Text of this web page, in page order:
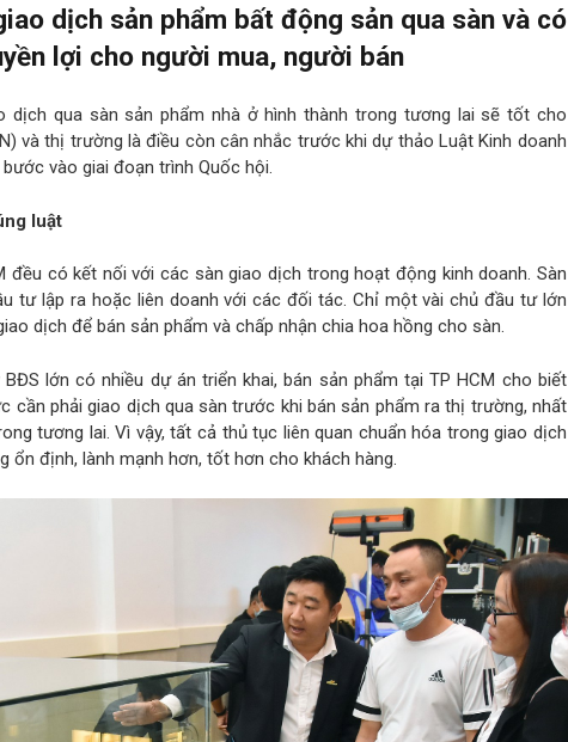
dịch sản phẩm bất động sản qua sàn và có
lợi cho người mua, người bán
dịch qua sàn sản phẩm nhà ở hình thành trong tương lai sẽ tốt cho
và thị trường là điều còn cân nhắc trước khi dự thảo Luật Kinh doanh
vào giai đoạn trình Quốc hội.
luật
đều có kết nối với các sàn giao dịch trong hoạt động kinh doanh. Sàn
tư lập ra hoặc liên doanh với các đối tác. Chỉ một vài chủ đầu tư lớn
dịch để bán sản phẩm và chấp nhận chia hoa hồng cho sàn.
lớn có nhiều dự án triển khai, bán sản phẩm tại TP HCM cho biết
cần phải giao dịch qua sàn trước khi bán sản phẩm ra thị trường, nhất
tương lai. Vì vậy, tất cả thủ tục liên quan chuẩn hóa trong giao dịch
ổn định, lành mạnh hơn, tốt hơn cho khách hàng.